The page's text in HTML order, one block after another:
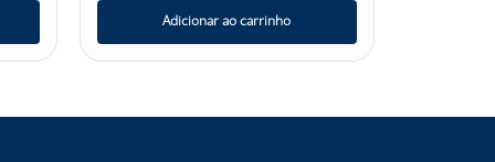
Adicionar ao carrinho